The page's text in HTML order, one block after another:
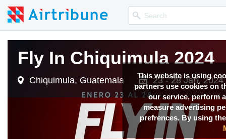
This website is using
partners use cookies on
our service, perform
measure advertising
prefrences. By using
Fly In Chiquimula 2024
Chiquimula, Guatemala 23 - 28 Jan, 2024